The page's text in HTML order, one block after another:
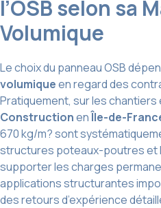
l’OSB selon sa
Volumique
Le choix du panneau OSB
volumiqueen regard des
Pratiquement, sur les
ConstructionenÎle-de-
670 kg/m? sont
structures poteaux-poutres et
supporter les charges
applications structurantes
des retours d’expérience